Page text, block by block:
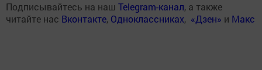
Подписывайтесь на наш Telegram-канал, а также
читайте нас Вконтакте, Одноклассниках, «Дзен» и Макс